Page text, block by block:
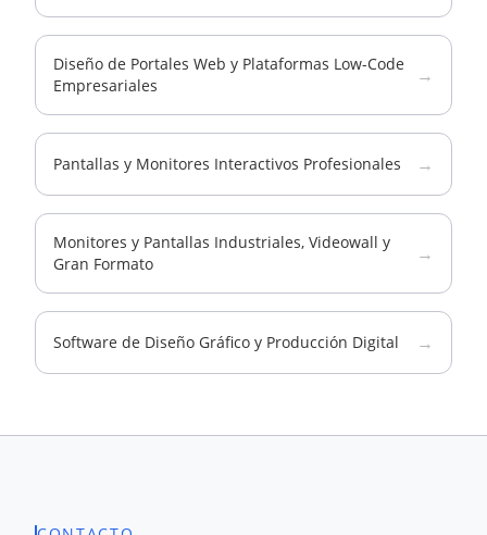
Diseño de Portales Web y Plataformas Low-Code
Empresariales
→
Pantallas y Monitores Interactivos Profesionales →
Monitores y Pantallas Industriales, Videowall y
Gran Formato
→
Software de Diseño Gráfico y Producción Digital →